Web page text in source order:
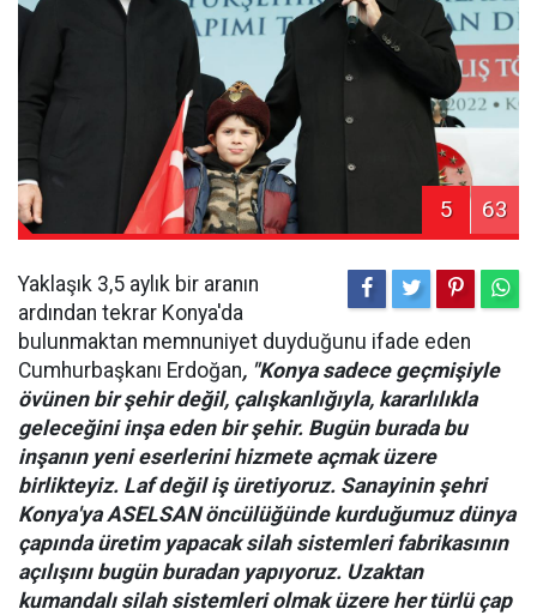
5 63
Yaklaşık 3,5 aylık bir aranın
ardından tekrar Konya'da
bulunmaktan memnuniyet duyduğunu ifade eden
Cumhurbaşkanı Erdoğan, "Konya sadece geçmişiyle
övünen bir şehir değil, çalışkanlığıyla, kararlılıkla
geleceğini inşa eden bir şehir. Bugün burada bu
inşanın yeni eserlerini hizmete açmak üzere
birlikteyiz. Laf değil iş üretiyoruz. Sanayinin şehri
Konya'ya ASELSAN öncülüğünde kurduğumuz dünya
çapında üretim yapacak silah sistemleri fabrikasının
açılışını bugün buradan yapıyoruz. Uzaktan
kumandalı silah sistemleri olmak üzere her türlü çap